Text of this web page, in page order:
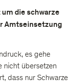
die schwarze
Amtseinsetzung
es gehe
nicht übersetzen
dass nur Schwarze